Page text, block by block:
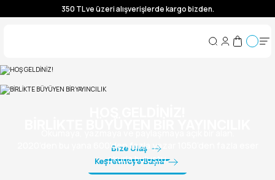
350 TL ve üzeri alışverişlerde kargo bizden.
350 TL ve üzeri alışverişlerde kargo bizden.
Keşfetmeye Başla
Bize Ulaş
2020’den bu yana 600’den fazla yazar 1050’den fazla eser
okurla buluştu.